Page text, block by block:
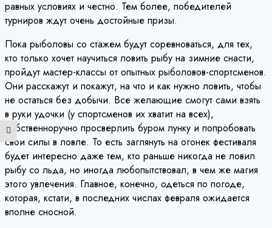
Переключить на высокую контрастность
равных условиях и честно. Тем более, победителей
турниров ждут очень достойные призы.
Пока рыболовы со стажем будут соревноваться, для тех,
кто только хочет научиться ловить рыбу на зимние снасти,
пройдут мастер-классы от опытных рыболовов-спортсменов.
Они расскажут и покажут, на что и как нужно ловить, чтобы
не остаться без добычи. Все желающие смогут сами взять
в руки удочки (у спортсменов их хватит на всех),
собственноручно просверлить буром лунку и попробовать
свои силы в ловле. То есть заглянуть на огонек фестиваля
будет интересно даже тем, кто раньше никогда не ловил
рыбу со льда, но иногда любопытствовал, в чем же магия
этого увлечения. Главное, конечно, одеться по погоде,
которая, кстати, в последних числах февраля ожидается
вполне сносной.